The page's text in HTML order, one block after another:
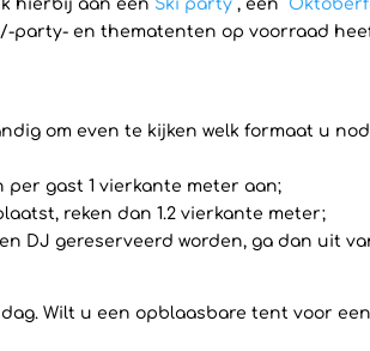
hierbij aan een Ski party , een
en thematenten op voorraad
om even te kijken welk formaat u
per gast 1 vierkante meter aan;
reken dan 1.2 vierkante meter;
DJ gereserveerd worden, ga dan uit
Wilt u een opblaasbare tent voor